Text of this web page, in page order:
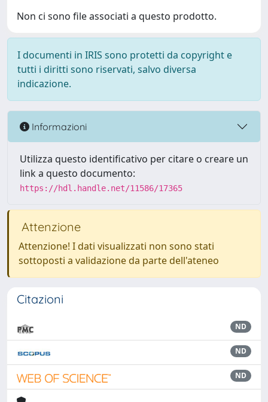
Non ci sono file associati a questo prodotto.
I documenti in IRIS sono protetti da copyright e
tutti i diritti sono riservati, salvo diversa
indicazione.
Informazioni
Utilizza questo identificativo per citare o creare un
link a questo documento:
https://hdl.handle.net/11586/17365
Attenzione
Attenzione! I dati visualizzati non sono stati
sottoposti a validazione da parte dell'ateneo
Citazioni
ND
ND
ND